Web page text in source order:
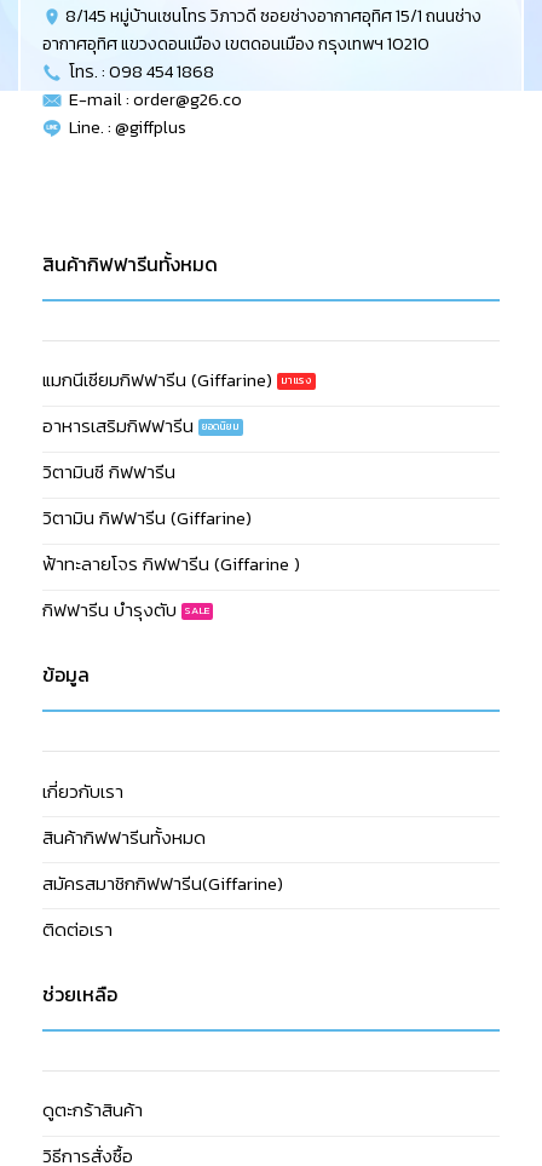
8/145 หมู่บ้านเซนโทร วิภาวดี ซอยช่างอากาศอุทิศ 15/1 ถนนช่าง
อากาศอุทิศ แขวงดอนเมือง เขตดอนเมือง กรุงเทพฯ 10210
โทร. : 098 454 1868
E-mail :order@g26.co
Line. : @giffplus
สินค้ากิฟฟารีนทั้งหมด
แมกนีเซียมกิฟฟารีน (Giffarine)
อาหารเสริมกิฟฟารีน
วิตามินซี กิฟฟารีน
วิตามิน กิฟฟารีน (Giffarine)
ฟ้าทะลายโจร กิฟฟารีน (Giffarine )
กิฟฟารีน บำรุงตับ
ข้อมูล
เกี่ยวกับเรา
สินค้ากิฟฟารีนทั้งหมด
สมัครสมาชิกกิฟฟารีน(Giffarine)
ติดต่อเรา
ช่วยเหลือ
ดูตะกร้าสินค้า
วิธีการสั่งซื้อ